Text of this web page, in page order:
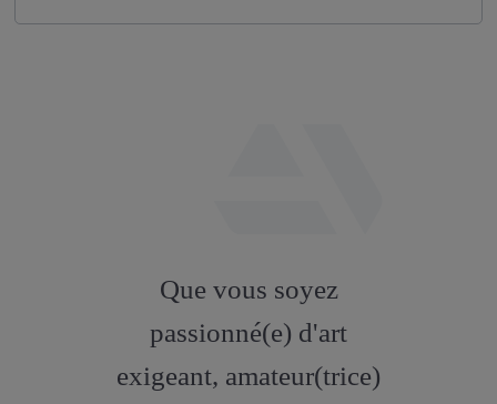
artstation
Que vous soyez
passionné(e) d'art
exigeant, amateur(trice)